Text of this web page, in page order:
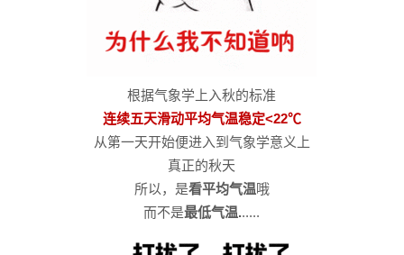
根据气象学上入秋的标准
连续五天滑动平均气温稳定<22℃
从第一天开始便进入到气象学意义上
真正的秋天
所以，是看平均气温哦
而不是最低气温......